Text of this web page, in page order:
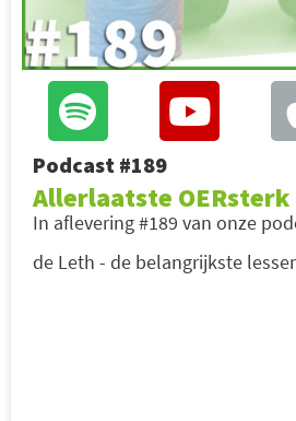
Podcast #189
Allerlaatste
In aflevering #189 van onze
de Leth - de belangrijkste